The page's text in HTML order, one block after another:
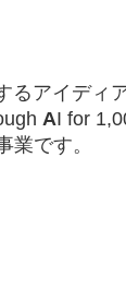
アイディ
AI for
です。